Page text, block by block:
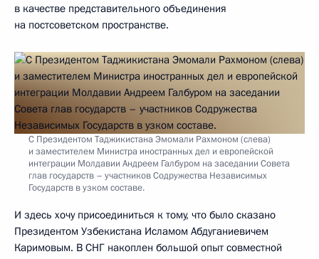
в качестве представительного объединения
на постсоветском пространстве.
С Президентом Таджикистана Эмомали Рахмоном (слева)
и заместителем Министра иностранных дел и европейской
интеграции Молдавии Андреем Галбуром на заседании Совета
глав государств – участников Содружества Независимых
Государств в узком составе.
И здесь хочу присоединиться к тому, что было сказано
Президентом Узбекистана Исламом Абдуганиевичем
Каримовым. В СНГ накоплен большой опыт совместной